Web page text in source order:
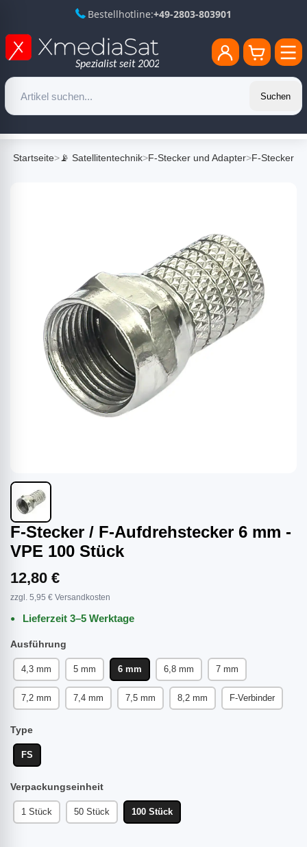
Bestellhotline:+49-2803-803901
Suchen
Startseite>📡 Satellitentechnik>F-Stecker und Adapter>F-Stecker
F-Stecker / F-Aufdrehstecker 6 mm -
VPE 100 Stück
12,80 €
zzgl. 5,95 € Versandkosten
Lieferzeit 3–5 Werktage
Ausführung
4,3 mm 5 mm 6 mm 6,8 mm 7 mm
7,2 mm 7,4 mm 7,5 mm 8,2 mm F-Verbinder
Type
FS
Verpackungseinheit
1 Stück 50 Stück 100 Stück